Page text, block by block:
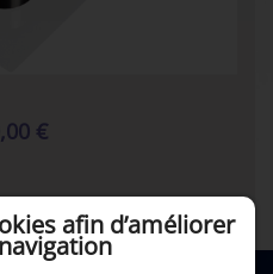
€
afin d’améliorer